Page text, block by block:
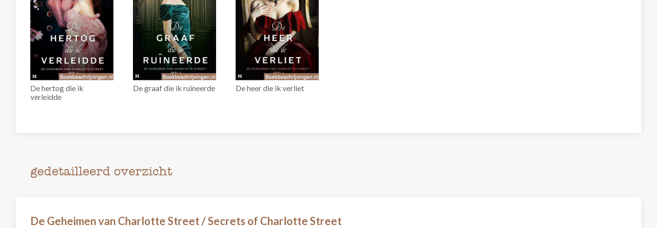
De hertog die ik
verleidde
De graaf die ik ruïneerde De heer die ik verliet
gedetailleerd overzicht
De Geheimen van Charlotte Street / Secrets of Charlotte Street